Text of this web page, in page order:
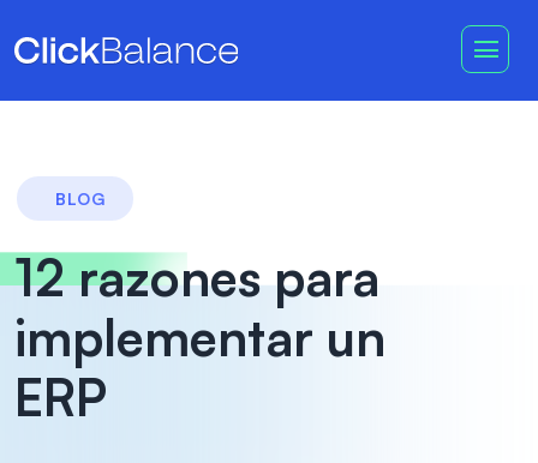
BLOG
12 razones para
implementar un
ERP